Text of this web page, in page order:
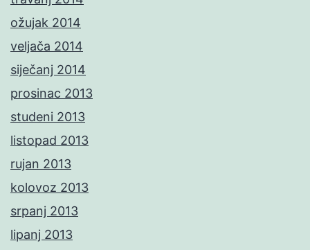
ožujak 2014
veljača 2014
siječanj 2014
prosinac 2013
studeni 2013
listopad 2013
rujan 2013
kolovoz 2013
srpanj 2013
lipanj 2013